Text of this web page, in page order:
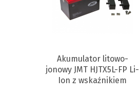
Akumulator litowo-
jonowy JMT HJTX5L-FP Li-
Ion z wskaźnikiem